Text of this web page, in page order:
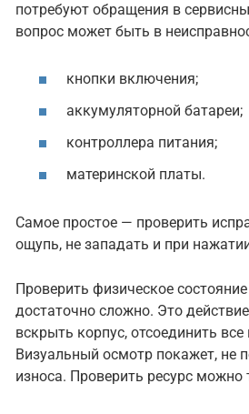
потребуют обращения в
вопрос может быть в
кнопки включения;
аккумуляторной батареи;
контроллера питания;
материнской платы.
Самое простое — проверить
ощупь, не западать и при
Проверить физическое
достаточно сложно. Это
вскрыть корпус, отсоединить
Визуальный осмотр покажет, не
износа. Проверить ресурс